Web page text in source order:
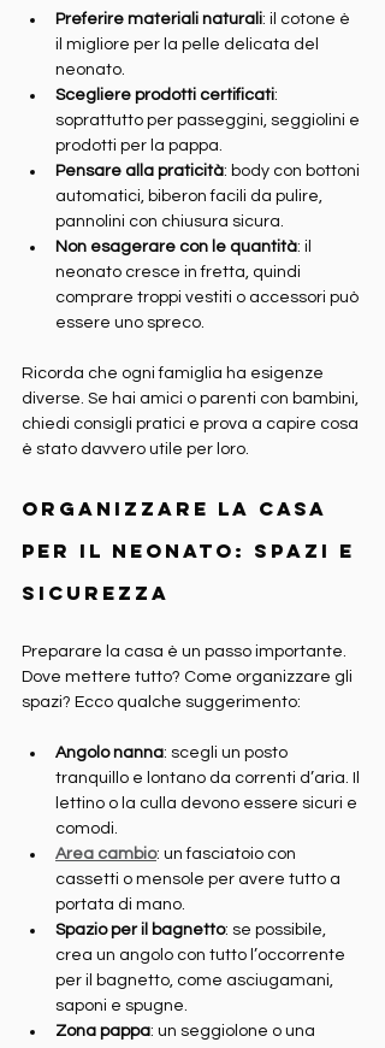
Preferire materiali naturali: il cotone è
il migliore per la pelle delicata del
neonato.
Scegliere prodotti certificati:
soprattutto per passeggini, seggiolini e
prodotti per la pappa.
Pensare alla praticità: body con bottoni
automatici, biberon facili da pulire,
pannolini con chiusura sicura.
Non esagerare con le quantità: il
neonato cresce in fretta, quindi
comprare troppi vestiti o accessori può
essere uno spreco.
Ricorda che ogni famiglia ha esigenze
diverse. Se hai amici o parenti con bambini,
chiedi consigli pratici e prova a capire cosa
è stato davvero utile per loro.
Organizzare la casa
per il neonato: spazi e
sicurezza
Preparare la casa è un passo importante.
Dove mettere tutto? Come organizzare gli
spazi? Ecco qualche suggerimento:
Angolo nanna: scegli un posto
tranquillo e lontano da correnti d’aria. Il
lettino o la culla devono essere sicuri e
comodi.
Area cambio: un fasciatoio con
cassetti o mensole per avere tutto a
portata di mano.
Spazio per il bagnetto: se possibile,
crea un angolo con tutto l’occorrente
per il bagnetto, come asciugamani,
saponi e spugne.
Zona pappa: un seggiolone o una